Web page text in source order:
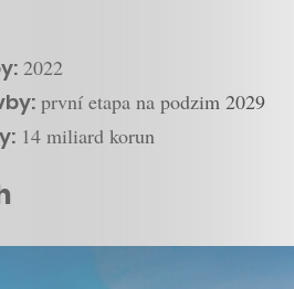
2022
první etapa na podzim 2029
14 miliard korun